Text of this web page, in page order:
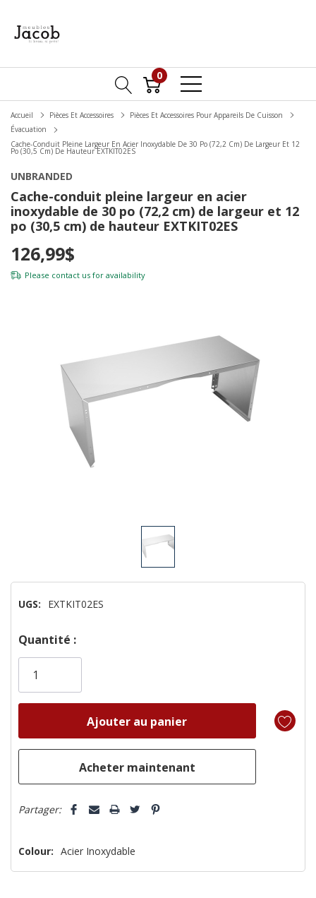
0
Accueil Pièces Et Accessoires
Pièces Et Accessoires Pour Appareils De Cuisson
Évacuation
Cache-Conduit Pleine Largeur En Acier Inoxydable De 30 Po (72,2 Cm) De Largeur Et 12
Po (30,5 Cm) De Hauteur EXTKIT02ES
UNBRANDED
Cache-conduit pleine largeur en acier
inoxydable de 30 po (72,2 cm) de largeur et 12
po (30,5 cm) de hauteur EXTKIT02ES
126,99$
Please contact us for availability
UGS: EXTKIT02ES
Dépêchez-
vous!
plus
Quantité :
Partager:
Colour: Acier Inoxydable